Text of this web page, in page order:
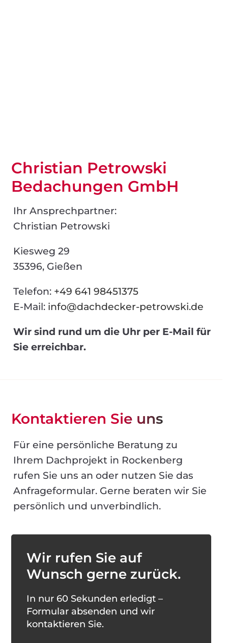
Christian Petrowski
Bedachungen GmbH
Ihr Ansprechpartner:
Christian Petrowski
Kiesweg 29
35396, Gießen
Telefon: +49 641 98451375
E-Mail: info@dachdecker-petrowski.de
Wir sind rund um die Uhr per E-Mail für
Sie erreichbar.
Kontaktieren Sie uns
Für eine persönliche Beratung zu
Ihrem Dachprojekt in Rockenberg
rufen Sie uns an oder nutzen Sie das
Anfrageformular. Gerne beraten wir Sie
persönlich und unverbindlich.
Wir rufen Sie auf
Wunsch gerne zurück.
In nur 60 Sekunden erledigt –
Formular absenden und wir
kontaktieren Sie.